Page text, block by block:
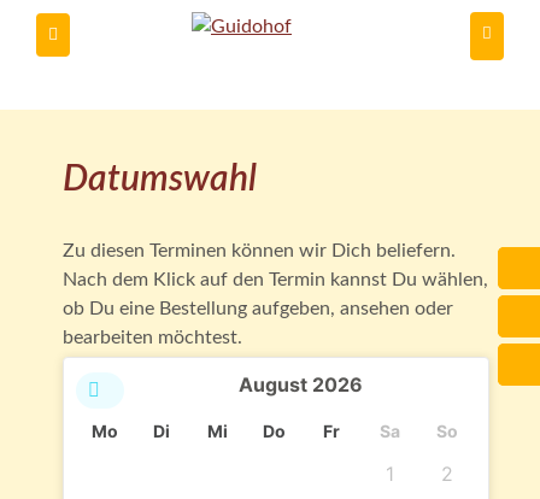
Du
Datumswahl
Zu diesen Terminen können wir Dich beliefern.
Nach dem Klick auf den Termin kannst Du wählen,
ob Du eine Bestellung aufgeben, ansehen oder
bearbeiten möchtest.
August 2026
Mo Di Mi Do Fr Sa So
1
2